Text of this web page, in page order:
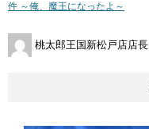
件 ​～俺、魔王になったよ～
桃太郎王国新松戸店店長